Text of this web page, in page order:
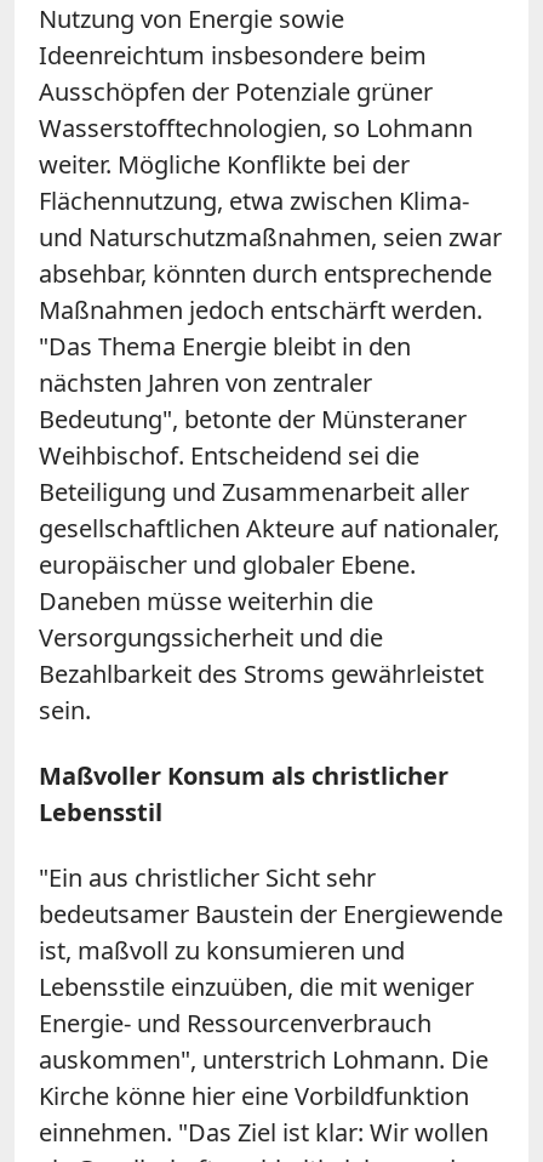
Nutzung von Energie sowie
Ideenreichtum insbesondere beim
Ausschöpfen der Potenziale grüner
Wasserstofftechnologien, so Lohmann
weiter. Mögliche Konflikte bei der
Flächennutzung, etwa zwischen Klima-
und Naturschutzmaßnahmen, seien zwar
absehbar, könnten durch entsprechende
Maßnahmen jedoch entschärft werden.
"Das Thema Energie bleibt in den
nächsten Jahren von zentraler
Bedeutung", betonte der Münsteraner
Weihbischof. Entscheidend sei die
Beteiligung und Zusammenarbeit aller
gesellschaftlichen Akteure auf nationaler,
europäischer und globaler Ebene.
Daneben müsse weiterhin die
Versorgungssicherheit und die
Bezahlbarkeit des Stroms gewährleistet
sein.
Maßvoller Konsum als christlicher
Lebensstil
"Ein aus christlicher Sicht sehr
bedeutsamer Baustein der Energiewende
ist, maßvoll zu konsumieren und
Lebensstile einzuüben, die mit weniger
Energie- und Ressourcenverbrauch
auskommen", unterstrich Lohmann. Die
Kirche könne hier eine Vorbildfunktion
einnehmen. "Das Ziel ist klar: Wir wollen